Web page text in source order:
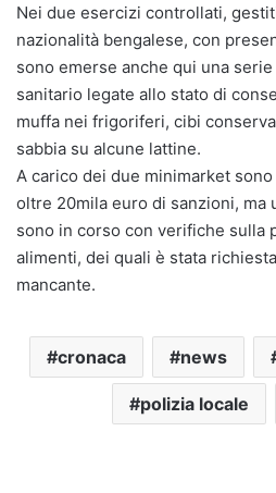
Nei due esercizi controllati,
nazionalità bengalese, con
sono emerse anche qui una
sanitario legate allo stato di
muffa nei frigoriferi, cibi
sabbia su alcune lattine.
A carico dei due minimarket
oltre 20mila euro di sanzioni, ma
sono in corso con verifiche sulla
alimenti, dei quali è stata
mancante.
cronaca news
polizia locale